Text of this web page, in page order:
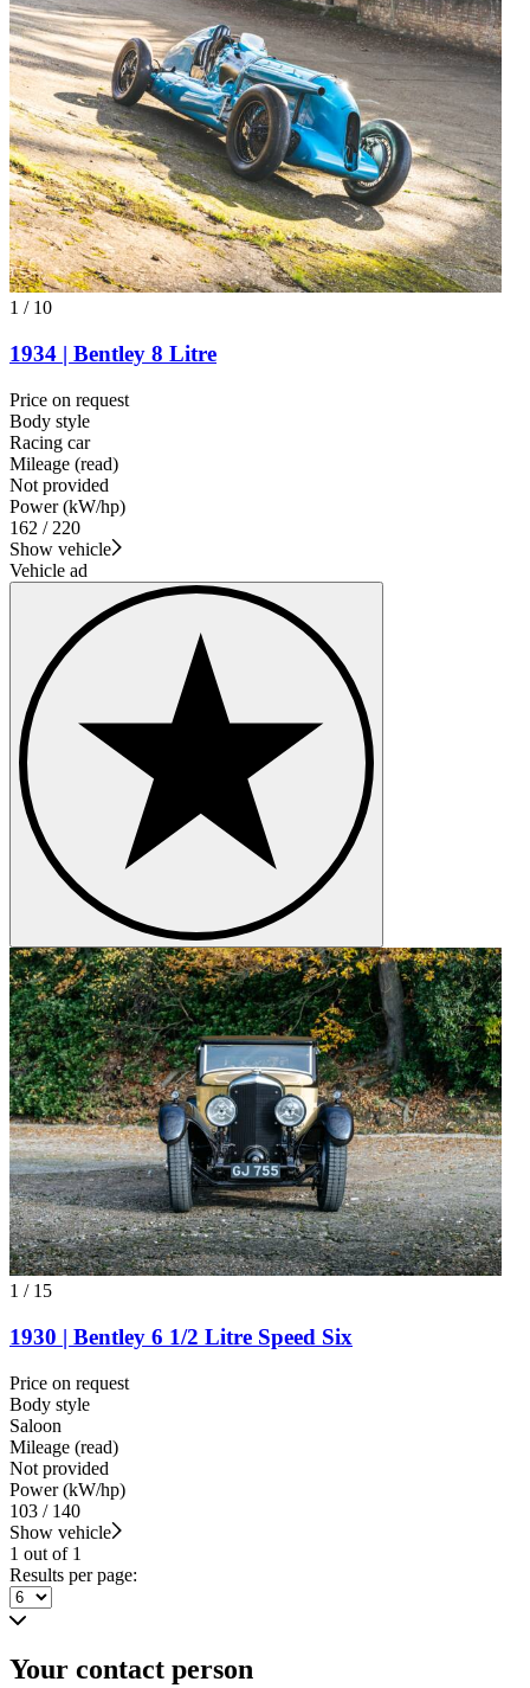
1 / 10
1934 | Bentley 8 Litre
Price on request
Body style
Racing car
Mileage (read)
Not provided
Power (kW/hp)
162 / 220
Show vehicle
Vehicle ad
1 / 15
1930 | Bentley 6 1/2 Litre Speed Six
Price on request
Body style
Saloon
Mileage (read)
Not provided
Power (kW/hp)
103 / 140
Show vehicle
1 out of 1
Results per page:
Your contact person